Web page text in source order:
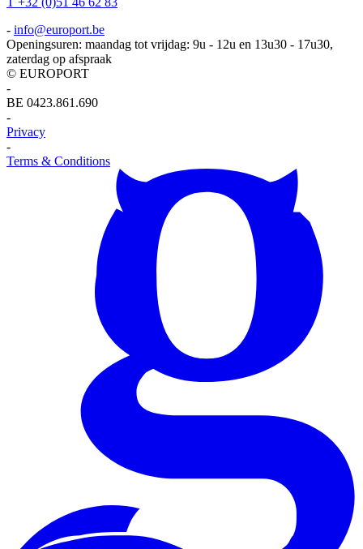
- info@europort.be
Openingsuren: maandag tot vrijdag: 9u - 12u en 13u30 - 17u30,
zaterdag op afspraak
© EUROPORT
-
BE 0423.861.690
-
Privacy
-
Terms & Conditions